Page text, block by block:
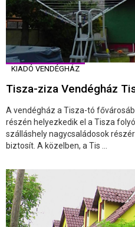
KIADÓ VENDÉGHÁZ
Tisza-ziza Vendégház
A vendégház a Tisza-tó
részén helyezkedik el a Tisza
szálláshely nagycsaládosok
biztosít. A közelben, a Tis ...